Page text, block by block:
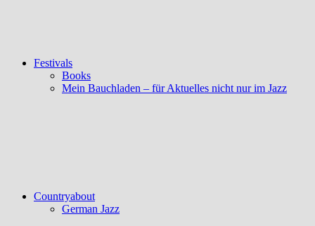
Festivals
Books
Mein Bauchladen – für Aktuelles nicht nur im Jazz
Countryabout
German Jazz